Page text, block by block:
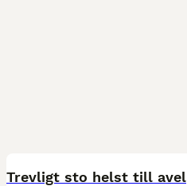
Trevligt sto helst till avel